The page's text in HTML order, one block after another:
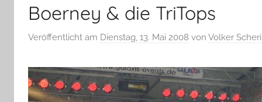
Boerney & die TriTops
Veröffentlicht am Dienstag, 13. Mai 2008 von Volker